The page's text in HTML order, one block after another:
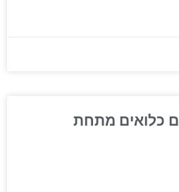
כלואים מתחת